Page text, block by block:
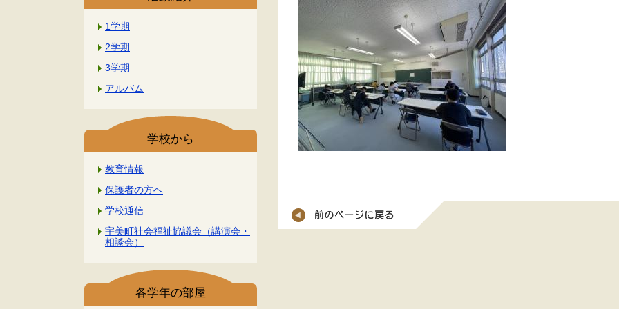
1学期
2学期
3学期
アルバム
学校から
教育情報
保護者の方へ
学校通信
宇美町社会福祉協議会（講演会・
相談会）
各学年の部屋